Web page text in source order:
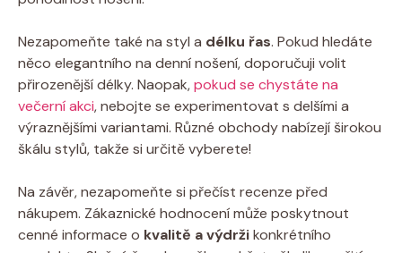
Nezapomeňte také na styl a délku řas. Pokud hledáte
něco elegantního na denní nošení, doporučuji volit
přirozenější délky. Naopak,pokud se chystáte na
večerní akci, nebojte se experimentovat s delšími a
výraznějšími variantami. Různé obchody nabízejí širokou
škálu stylů, takže si určitě vyberete!
Na závěr, nezapomeňte si přečíst recenze před
nákupem. Zákaznické hodnocení může poskytnout
cenné informace o kvalitě a výdržikonkrétního